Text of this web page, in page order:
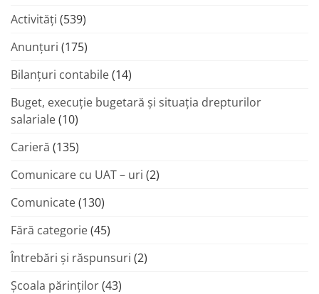
Activități (539)
Anunțuri (175)
Bilanțuri contabile(14)
Buget, execuție bugetară și situația drepturilor
salariale(10)
Carieră (135)
Comunicare cu UAT – uri (2)
Comunicate(130)
Fără categorie(45)
Întrebări și răspunsuri (2)
Şcoala părinţilor(43)